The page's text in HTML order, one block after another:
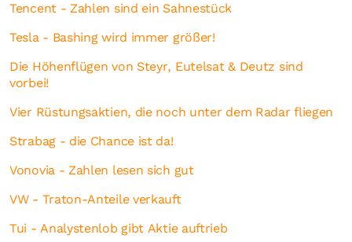
Tencent - Zahlen sind ein Sahnestück
Tesla - Bashing wird immer größer!
Die Höhenflügen von Steyr, Eutelsat & Deutz sind
vorbei!
Vier Rüstungsaktien, die noch unter dem Radar fliegen
Strabag - die Chance ist da!
Vonovia - Zahlen lesen sich gut
VW - Traton-Anteile verkauft
Tui - Analystenlob gibt Aktie auftrieb